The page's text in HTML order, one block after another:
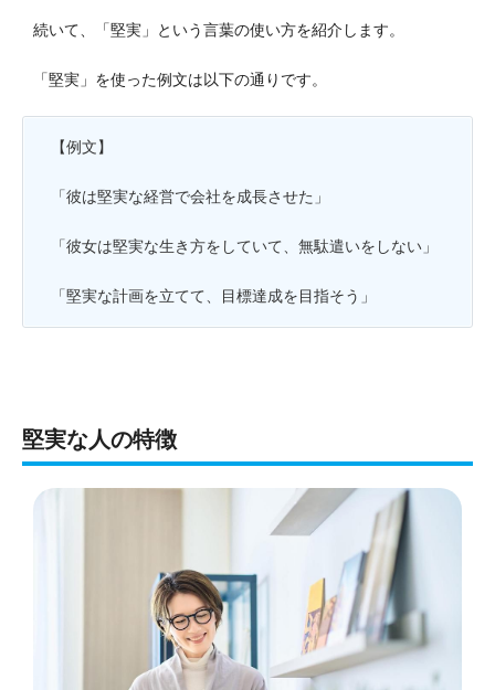
続いて、「堅実」という言葉の使い方を紹介します。
「堅実」を使った例文は以下の通りです。
【例文】
「彼は堅実な経営で会社を成長させた」
「彼女は堅実な生き方をしていて、無駄遣いをしない」
「堅実な計画を立てて、目標達成を目指そう」
堅実な人の特徴